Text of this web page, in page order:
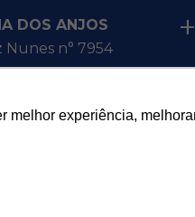
melhor experiência,
DOS ANJOS
Nunes n° 7954